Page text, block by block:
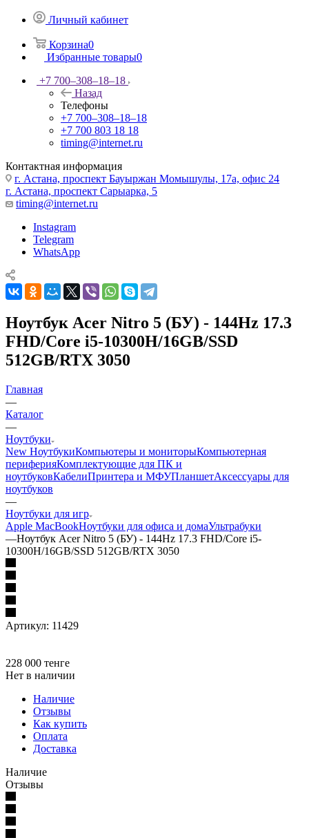
Личный кабинет
Корзина0
Избранные товары0
+7 700‒308‒18‒18
Назад
Телефоны
+7 700‒308‒18‒18
+7 700 803 18 18
timing@internet.ru
Контактная информация
г. Астана, проспект Бауыржан Момышулы, 17а, офис 24
г. Астана, проспект Сарыарка, 5
timing@internet.ru
Instagram
Telegram
WhatsApp
Ноутбук Acer Nitro 5 (БУ) - 144Hz 17.3
FHD/Core i5-10300H/16GB/SSD
512GB/RTX 3050
Главная
—
Каталог
—
Ноутбуки
New НоутбукиКомпьютеры и мониторыКомпьютерная
периферияКомплектующие для ПК и
ноутбуковКабелиПринтера и МФУПланшетАксессуары для
ноутбуков
—
Ноутбуки для игр
Apple MacBookНоутбуки для офиса и домаУльтрабуки
—Ноутбук Acer Nitro 5 (БУ) - 144Hz 17.3 FHD/Core i5-
10300H/16GB/SSD 512GB/RTX 3050
Артикул: 11429
228 000 тенге
Нет в наличии
Наличие
Отзывы
Как купить
Оплата
Доставка
Наличие
Отзывы